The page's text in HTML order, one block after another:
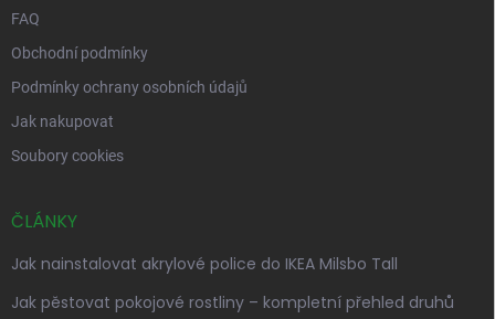
FAQ
Obchodní podmínky
Podmínky ochrany osobních údajů
Jak nakupovat
Soubory cookies
ČLÁNKY
Jak nainstalovat akrylové police do IKEA Milsbo Tall
Jak pěstovat pokojové rostliny – kompletní přehled druhů